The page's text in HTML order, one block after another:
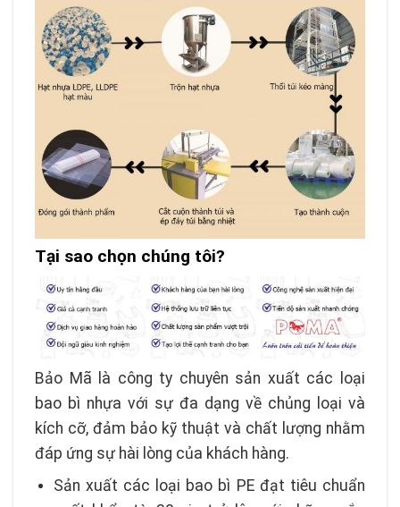
Tại sao chọn chúng tôi?
Bảo Mã là công ty chuyên sản xuất các loại
bao bì nhựa với sự đa dạng về chủng loại và
kích cỡ, đảm bảo kỹ thuật và chất lượng nhằm
đáp ứng sự hài lòng của khách hàng.
Sản xuất các loại bao bì PE đạt tiêu chuẩn